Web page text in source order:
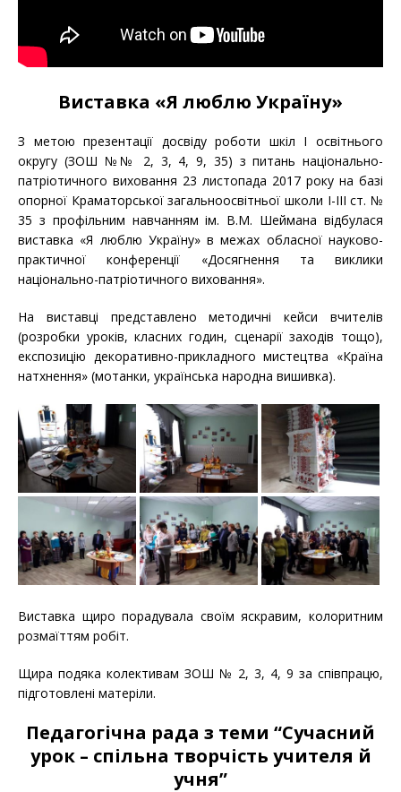
Виставка «Я люблю Україну»
З метою презентації досвіду роботи шкіл І освітнього
округу (ЗОШ №№ 2, 3, 4, 9, 35) з питань національно-
патріотичного виховання 23 листопада 2017 року на базі
опорної Краматорської загальноосвітньої школи І-ІІІ ст. №
35 з профільним навчанням ім. В.М. Шеймана відбулася
виставка «Я люблю Україну» в межах обласної науково-
практичної конференції «Досягнення та виклики
національно-патріотичного виховання».
На виставці представлено методичні кейси вчителів
(розробки уроків, класних годин, сценарії заходів тощо),
експозицію декоративно-прикладного мистецтва «Країна
натхнення» (мотанки, українська народна вишивка).
Виставка щиро порадувала своїм яскравим, колоритним
розмаїттям робіт.
Щира подяка колективам ЗОШ № 2, 3, 4, 9 за співпрацю,
підготовлені матеріли.
Педагогічна рада з теми “Сучасний
урок – спільна творчість учителя й
учня”